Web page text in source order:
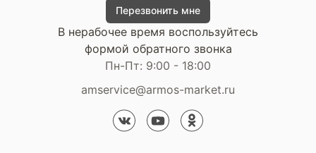
Перезвонить мне
В нерабочее время воспользуйтесь
формой обратного звонка
Пн-Пт: 9:00 - 18:00
amservice@armos-market.ru